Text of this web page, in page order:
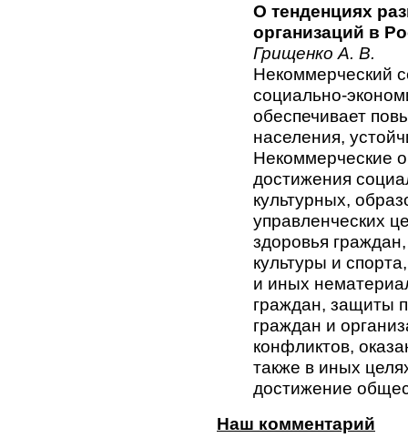
О тенденциях
организаций в
Грищенко А. В.
Некоммерческий
социально-
обеспечивает
населения,
Некоммерческие
достижения
культурных,
управленческих
здоровья
культуры и
и иных
граждан, защиты
граждан и
конфликтов,
также в иных
достижение
Наш комментарий